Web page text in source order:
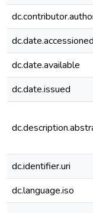
dc.date.accessioned
dc.date.available
dc.date.issued
dc.identifier.uri
dc.language.iso